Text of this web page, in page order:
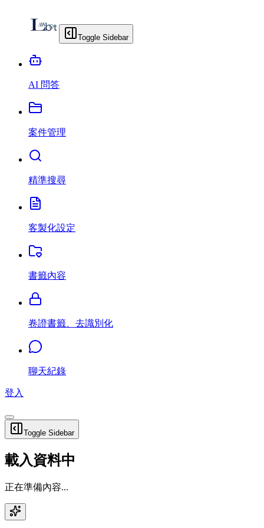
Toggle Sidebar
AI 問答
案件管理
精準搜尋
客製化設定
書籤內容
卷證書籤、去識別化
聊天紀錄
登入
Toggle Sidebar
載入資料中
正在準備內容...